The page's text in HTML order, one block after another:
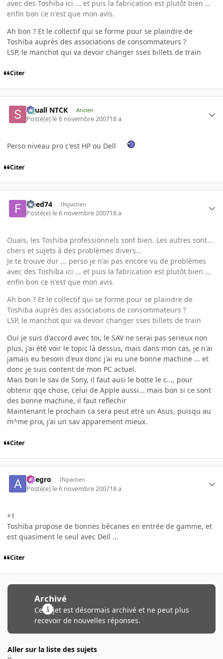
avec des Toshiba ici ... et puis la fabrication est plutôt bien ...
enfin bon ce n'est que mon avis.
Ah bon ? Et le collectif qui se forme pour se plaindre de
Toshiba auprès des associations de consommateurs ?
LSP, le manchot qui va devoir changer sses billets de train
Citer
Squall NTCK Ancien
Posté(e) le 6 novembre 200718 a
Perso niveau pro c'est HP ou Dell
Citer
freed74 INpactien
Posté(e) le 6 novembre 200718 a
Ouais, les Toshiba professionnels sont bien. Les autres sont...
chers et sujets à des problèmes divers...
Je te trouve dur ... perso je n'ai pas encore vu de problèmes
avec des Toshiba ici ... et puis la fabrication est plutôt bien ...
enfin bon ce n'est que mon avis.
Ah bon ? Et le collectif qui se forme pour se plaindre de
Toshiba auprès des associations de consommateurs ?
LSP, le manchot qui va devoir changer sses billets de train
Oui je suis d'accord avec toi, le SAV ne serai pas serieux non
plus, j'ai été voir le topic là dessus, mais dans mon cas, je n'ai
jamais eu besoin d'eux donc j'ai eu une bonne machine ... et
donc je suis content de mon PC actuel.
Mais bon le sav de Sony, il faut ausi le botte le c..., pour
obtenir qqe chose, celui de Apple aussi... mais bon si ce sont
des bonne machine, il faut reflechir
Maintenant le prochain ca sera peut etre un Asus, puisqu au
m^me prix, j'ai un sav apparement mieux.
Citer
Allegro INpactien
Posté(e) le 6 novembre 200718 a
+1
Toshiba propose de bonnes bécanes en entrée de gamme, et
est quasiment le seul avec Dell ...
Citer
Archivé
Ce sujet est désormais archivé et ne peut plus
recevoir de nouvelles réponses.
Aller sur la liste des sujets